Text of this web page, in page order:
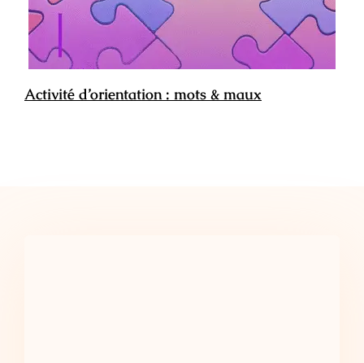
Activité d’orientation : mots & maux